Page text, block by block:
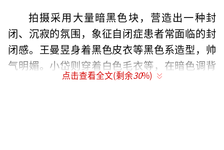
拍摄采用大量暗黑色块，营造出一种封
闭、沉寂的氛围，象征自闭症患者常面临的封
闭感。王曼昱身着黑色皮衣等黑色系造型，帅
气明媚。小岱则穿着白色毛衣等，在暗色调背
景中格外显眼。两人手持乒乓球拍、陶笛等道
点击查看全文(剩余30%)